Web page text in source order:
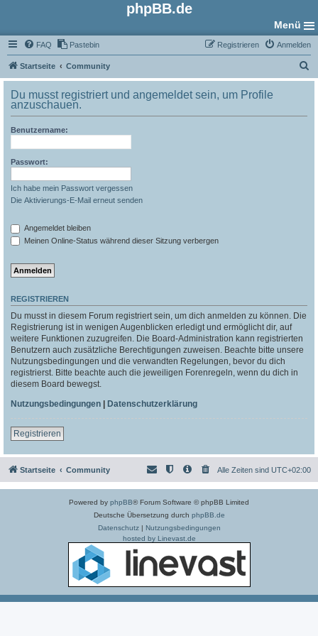
phpBB.de
Menü
FAQ Pastebin Anmelden
Registrieren
Startseite Community
u
Du musst registriert und angemeldet sein, um Profile
anzuschauen.
Benutzername:
Passwort:
Ich habe mein Passwort vergessen
Die Aktivierungs-E-Mail erneut senden
Angemeldet bleiben
Meinen Online-Status während dieser Sitzung verbergen
REGISTRIEREN
Du musst in diesem Forum registriert sein, um dich anmelden zu können. Die
Registrierung ist in wenigen Augenblicken erledigt und ermöglicht dir, auf
weitere Funktionen zuzugreifen. Die Board-Administration kann registrierten
Benutzern auch zusätzliche Berechtigungen zuweisen. Beachte bitte unsere
Nutzungsbedingungen und die verwandten Regelungen, bevor du dich
registrierst. Bitte beachte auch die jeweiligen Forenregeln, wenn du dich in
diesem Board bewegst.
Nutzungsbedingungen | Datenschutzerklärung
Registrieren
Startseite Community Alle Zeiten sind UTC+02:00
Powered by phpBB® Forum Software © phpBB Limited
Deutsche Übersetzung durch phpBB.de
Datenschutz| Nutzungsbedingungen
hosted by Linevast.de